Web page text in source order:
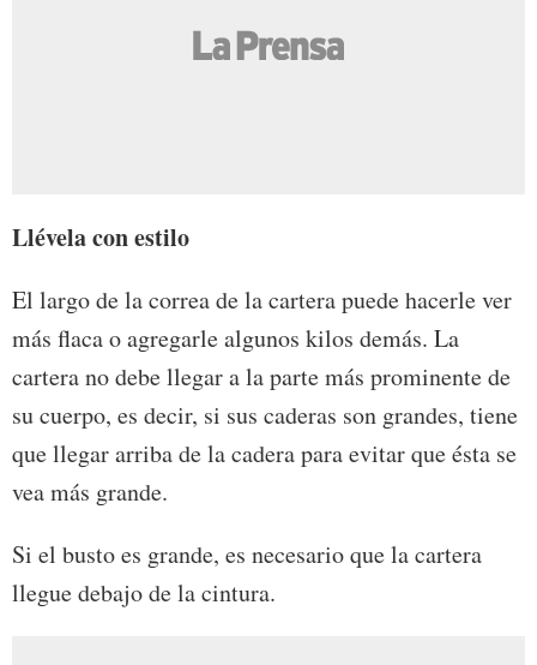
Llévela con estilo
El largo de la correa de la cartera puede hacerle ver
más flaca o agregarle algunos kilos demás. La
cartera no debe llegar a la parte más prominente de
su cuerpo, es decir, si sus caderas son grandes, tiene
que llegar arriba de la cadera para evitar que ésta se
vea más grande.
Si el busto es grande, es necesario que la cartera
llegue debajo de la cintura.